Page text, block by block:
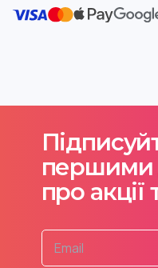
першими
про акції